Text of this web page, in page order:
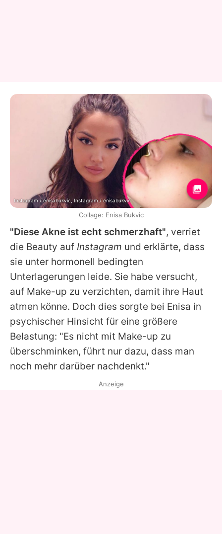
"Diese Akne ist echt schmerzhaft", verriet
die Beauty auf Instagram und erklärte, dass
sie unter hormonell bedingten
Unterlagerungen leide. Sie habe versucht,
auf Make-up zu verzichten, damit ihre Haut
atmen könne. Doch dies sorgte bei Enisa in
psychischer Hinsicht für eine größere
Belastung: "Es nicht mit Make-up zu
überschminken, führt nur dazu, dass man
noch mehr darüber nachdenkt."
Instagram / enisabukvic, Instagram / enisabukvic
Collage: Enisa Bukvic
Anzeige